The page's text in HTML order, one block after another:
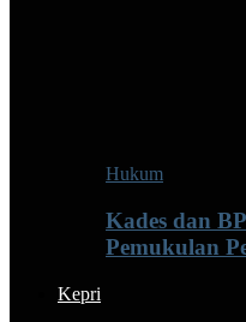
Hukum
Kades dan
Pemukulan
Kepri